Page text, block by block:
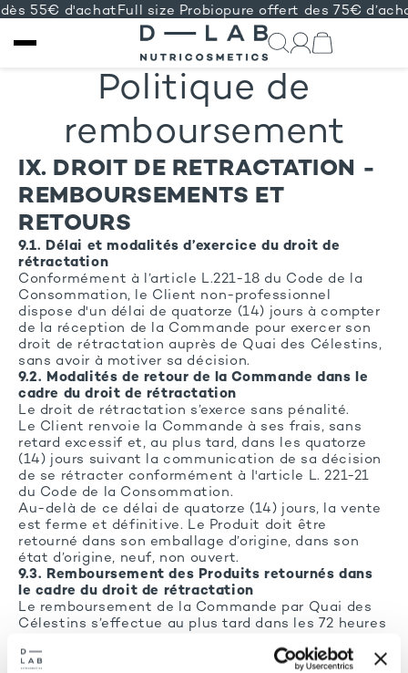
55€ d'achatFull size Probiopure offert des 75€
Politique de
remboursement
IX. DROIT DE RETRACTATION -
REMBOURSEMENTS ET
RETOURS
9.1. Délai et modalités d’exercice du droit de
rétractation
Conformément à l’article L.221-18 du Code de la
Consommation, le Client non-professionnel
dispose d'un délai de quatorze (14) jours à compter
de la réception de la Commande pour exercer son
droit de rétractation auprès de Quai des Célestins,
sans avoir à motiver sa décision.
9.2. Modalités de retour de la Commande dans le
cadre du droit de rétractation
Le droit de rétractation s’exerce sans pénalité.
Le Client renvoie la Commande à ses frais, sans
retard excessif et, au plus tard, dans les quatorze
(14) jours suivant la communication de sa décision
de se rétracter conformément à l'article L. 221-21
du Code de la Consommation.
Au-delà de ce délai de quatorze (14) jours, la vente
est ferme et définitive. Le Produit doit être
retourné dans son emballage d’origine, dans son
état d’origine, neuf, non ouvert.
9.3. Remboursement des Produits retournés dans
le cadre du droit de rétractation
Le remboursement de la Commande par Quai des
Célestins s’effectue au plus tard dans les 72 heures
réceptionné par l’équipe logistique.